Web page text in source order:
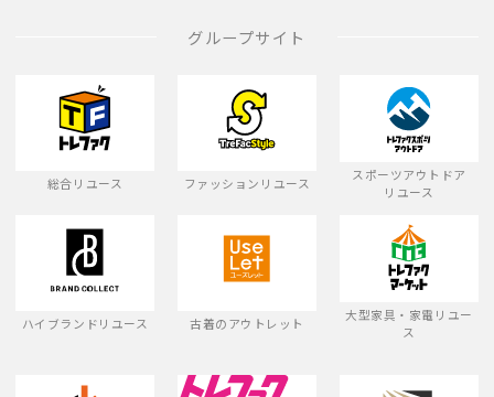
グループサイト
総合リユース ファッションリユース
スポーツアウトドア
リユース
ハイブランドリユース 古着のアウトレット
大型家具・家電リユー
ス